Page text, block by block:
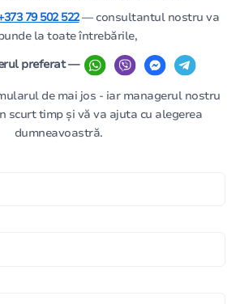
79 502 522— consultantul nostru va
la toate întrebările,
preferat —
de mai jos - iar managerul nostru
scurt timp și vă va ajuta cu alegerea
dumneavoastră.